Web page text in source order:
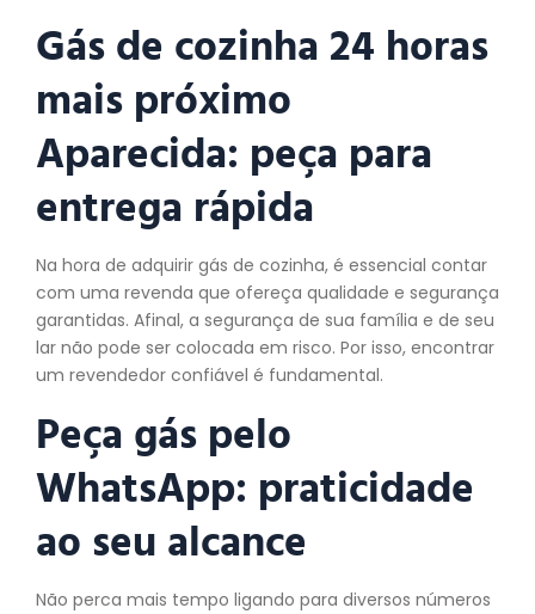
Gás de cozinha 24 horas
mais próximo
Aparecida: peça para
entrega rápida
Na hora de adquirir gás de cozinha, é essencial contar
com uma revenda que ofereça qualidade e segurança
garantidas. Afinal, a segurança de sua família e de seu
lar não pode ser colocada em risco. Por isso, encontrar
um revendedor confiável é fundamental.
Peça gás pelo
WhatsApp: praticidade
ao seu alcance
Não perca mais tempo ligando para diversos números